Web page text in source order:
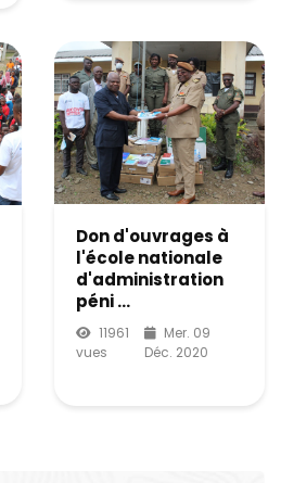
Don d'ouvrages à
l'école nationale
d'administration
péni ...
11961
vues
Mer. 09
Déc. 2020